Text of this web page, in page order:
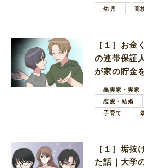
幼児
高
［１］お金
の連帯保証
が家の貯金
しいと言っ
義実家・実家
恋愛・結婚
子育て
［１］垢抜
た話｜大学